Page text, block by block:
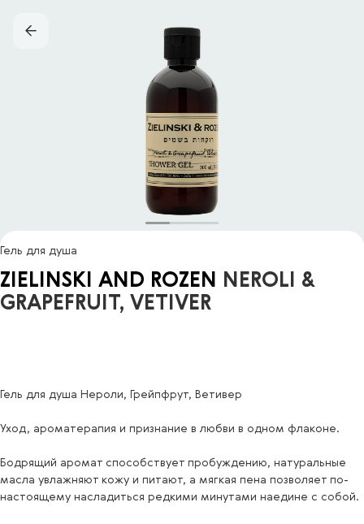
Гель для душа
ZIELINSKI AND ROZEN
NEROLI &
GRAPEFRUIT, VETIVER
Гель для душа Нероли, Грейпфрут, Ветивер
Уход, ароматерапия и признание в любви в одном флаконе.
Бодрящий аромат способствует пробуждению, натуральные
масла увлажняют кожу и питают, а мягкая пена позволяет по-
настоящему насладиться редкими минутами наедине с собой.